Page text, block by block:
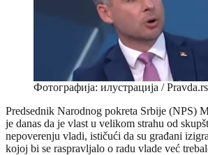
Фотографија: илустрација / Pravda.rs
Predsednik Narodnog pokreta Srbije (NPS)
je danas da je vlast u velikom strahu od
nepoverenju vladi, ističući da su građani
kojoj bi se raspravljalo o radu vlade već